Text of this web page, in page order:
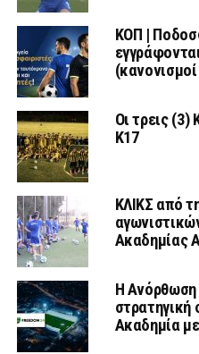
ΚΟΠ |
Οι τρεις (3)
Κ17
ΚΛΙΚΣ από
Ακαδημίας
Η Ανόρθωση
στρατηγική
Ακαδημία